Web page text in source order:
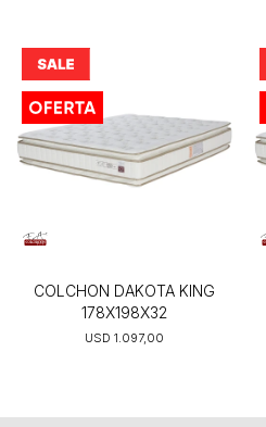
COLCHON DAKOTA KING
178X198X32
USD 1.097,00